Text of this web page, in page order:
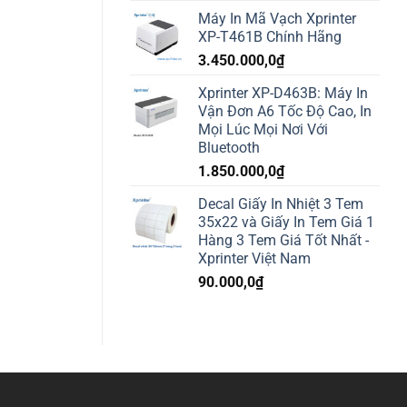
Máy In Mã Vạch Xprinter
XP-T461B Chính Hãng
3.450.000,0₫
Xprinter XP-D463B: Máy In
Vận Đơn A6 Tốc Độ Cao, In
Mọi Lúc Mọi Nơi Với
Bluetooth
1.850.000,0₫
Decal Giấy In Nhiệt 3 Tem
35x22 và Giấy In Tem Giá 1
Hàng 3 Tem Giá Tốt Nhất -
Xprinter Việt Nam
90.000,0₫